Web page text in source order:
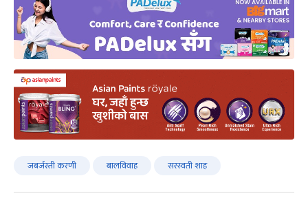
जबर्जस्ती करणी बालविवाह सरस्वती शाह